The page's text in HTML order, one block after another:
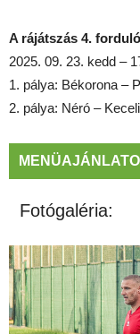
A rájátszás 4.
2025. 09. 23. kedd –
1. pálya: Békorona –
2. pálya: Néró –
Fotógaléria: